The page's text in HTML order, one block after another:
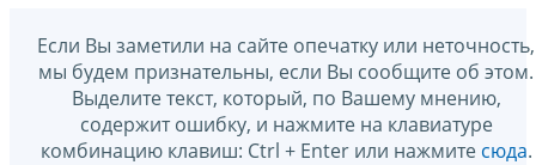
Если Вы заметили на сайте опечатку или неточность,
мы будем признательны, если Вы сообщите об этом.
Выделите текст, который, по Вашему мнению,
содержит ошибку, и нажмите на клавиатуре
комбинацию клавиш: Ctrl + Enter или нажмите сюда.